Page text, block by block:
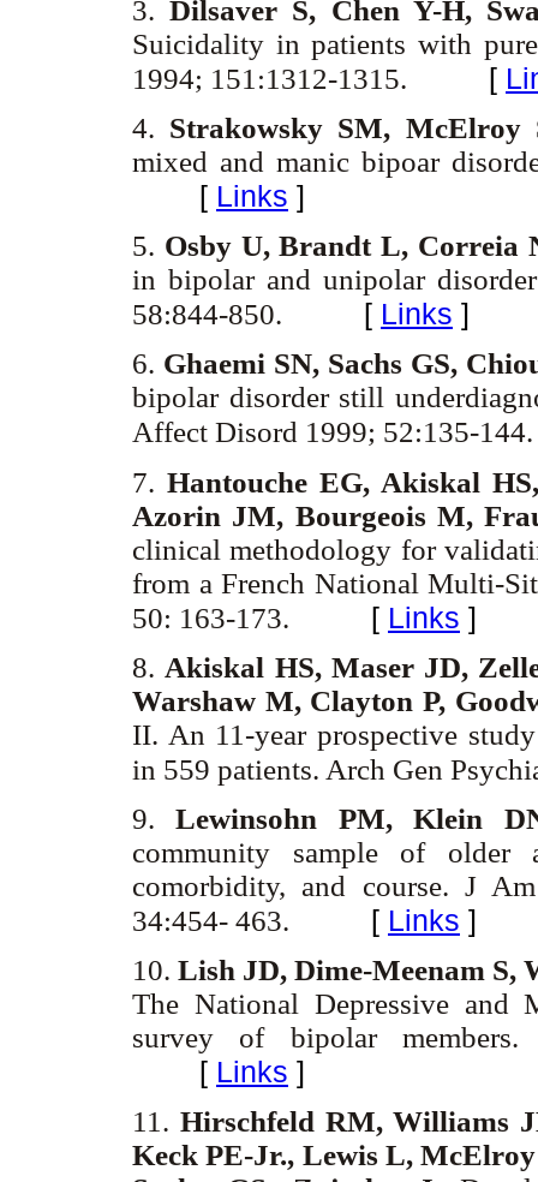
3.Dilsaver S, Chen Y-H,
Suicidality in patients with
1994; 151:1312-1315.
[
4. Strakowsky SM,
mixed and manic bipoar
[ Links ]
5. Osby U, Brandt L, Correia
in bipolar and unipolar
58:844-850.
[ Links ]
6. Ghaemi SN, Sachs GS,
bipolar disorder still
Affect Disord 1999; 52:135-
7. Hantouche EG, Akiskal
Azorin JM, Bourgeois M,
clinical methodology for
from a French National Multi-
50: 163-173.
[ Links ]
8. Akiskal HS, Maser JD,
Warshaw M, Clayton P,
II. An 11-year prospective
in 559 patients. Arch Gen
9.Lewinsohn PM, Klein
community sample of older
comorbidity, and course. J
34:454- 463.
[ Links ]
10. Lish JD, Dime-Meenam S,
The National Depressive and
survey of bipolar
[ Links ]
11. Hirschfeld RM, Williams
Keck PE-Jr., Lewis L,